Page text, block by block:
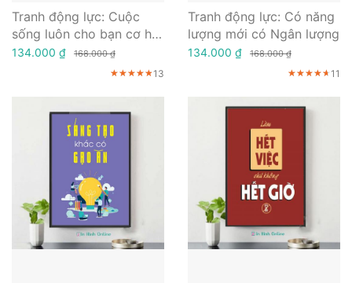
Tranh động lực: Cuộc
sống luôn cho bạn cơ hội
thứ hai, nó được gọi là
134.000 ₫ 168.000 ₫
★★★★★
★★★★★
★★★★★13
Tranh động lực: Có năng
lượng mới có Ngân lượng
134.000 ₫ 168.000 ₫
★★★★★
★★★★★
★★★★★11